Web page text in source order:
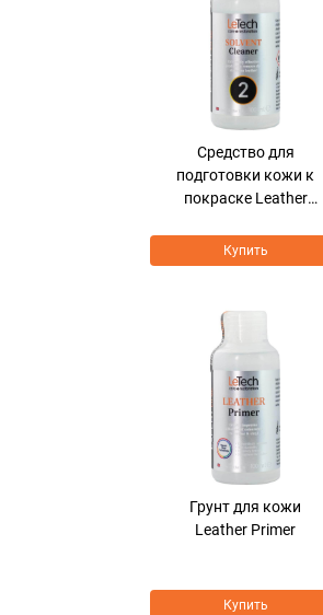
Средcтво для
подготовки кожи к
покраске Leather
Купить
Грунт для кожи
Leather Primer
Купить